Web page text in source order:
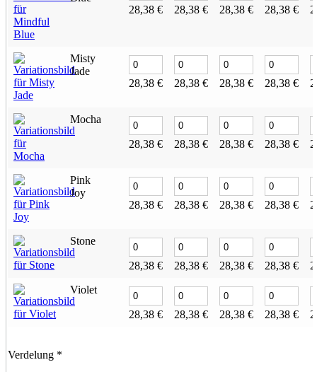
28,38 € 28,38 € 28,38 € 28,38 €
Misty
Jade
28,38 € 28,38 € 28,38 € 28,38 €
Mocha
28,38 € 28,38 € 28,38 € 28,38 €
Pink
Joy
28,38 € 28,38 € 28,38 € 28,38 €
Stone
28,38 € 28,38 € 28,38 € 28,38 €
Violet
28,38 € 28,38 € 28,38 € 28,38 €
Verdelung *